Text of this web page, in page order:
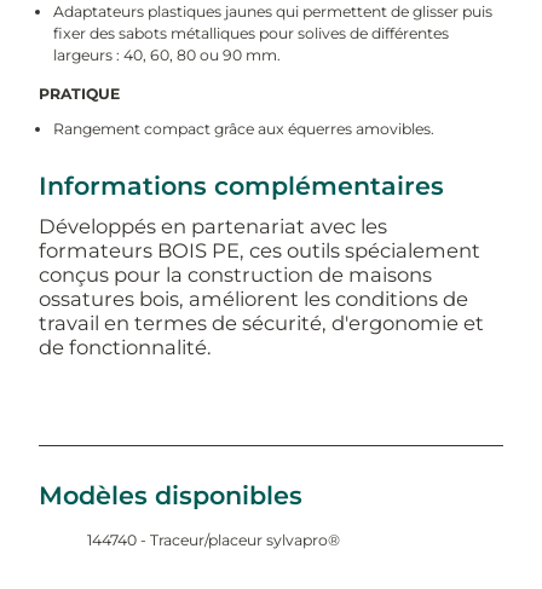
Adaptateurs plastiques jaunes qui permettent de glisser puis
fixer des sabots métalliques pour solives de différentes
largeurs : 40, 60, 80 ou 90 mm.
PRATIQUE
Rangement compact grâce aux équerres amovibles.
Informations complémentaires
Développés en partenariat avec les
formateurs BOIS PE, ces outils spécialement
conçus pour la construction de maisons
ossatures bois, améliorent les conditions de
travail en termes de sécurité, d'ergonomie et
de fonctionnalité.
Modèles disponibles
144740 - Traceur/placeur sylvapro®